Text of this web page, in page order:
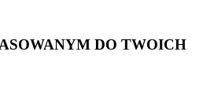
DO TWOICH